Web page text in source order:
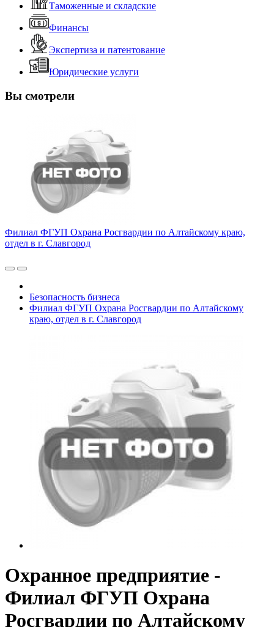
Таможенные и складские
Финансы
Экспертиза и патентование
Юридические услуги
Вы смотрели
Филиал ФГУП Охрана Росгвардии по Алтайскому краю,
отдел в г. Славгород
Безопасность бизнеса
Филиал ФГУП Охрана Росгвардии по Алтайскому
краю, отдел в г. Славгород
Охранное предприятие -
Филиал ФГУП Охрана
Росгвардии по Алтайскому